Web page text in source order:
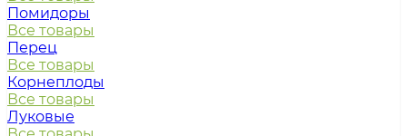
Помидоры
Все товары
Перец
Все товары
Корнеплоды
Все товары
Луковые